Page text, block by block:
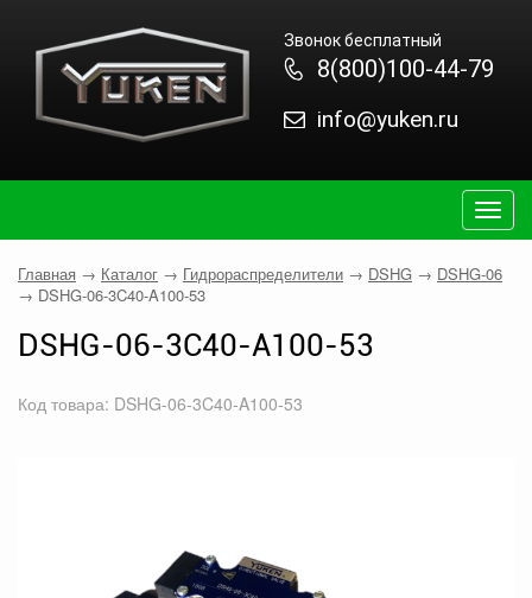
Звонок бесплатный
8(800)100-44-79
info@yuken.ru
Главная → Каталог → Гидрораспределители → DSHG → DSHG-06
→ DSHG-06-3C40-A100-53
DSHG-06-3C40-A100-53
Код товара: DSHG-06-3C40-A100-53